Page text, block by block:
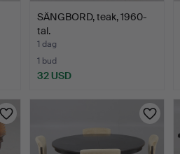
SÄNGBORD, teak, 1960-
tal.
1 dag
1 bud
32 USD